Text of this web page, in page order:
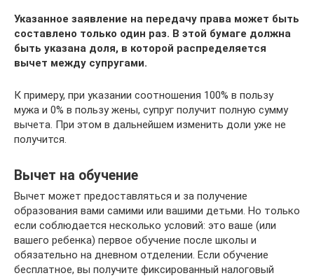
Указанное заявление на передачу права может быть
составлено только один раз. В этой бумаге должна
быть указана доля, в которой распределяется
вычет между супругами.
К примеру, при указании соотношения 100% в пользу
мужа и 0% в пользу жены, супруг получит полную сумму
вычета. При этом в дальнейшем изменить доли уже не
получится.
Вычет на обучение
Вычет может предоставляться и за получение
образования вами самими или вашими детьми. Но только
если соблюдается несколько условий: это ваше (или
вашего ребенка) первое обучение после школы и
обязательно на дневном отделении. Если обучение
бесплатное, вы получите фиксированный налоговый